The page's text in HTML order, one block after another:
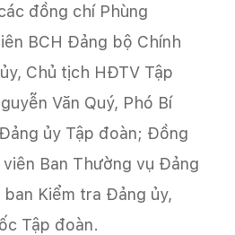
đồng chí Phùng
BCH Đảng bộ Chính
Chủ tịch HĐTV Tập
Văn Quý, Phó Bí
ủy Tập đoàn; Đồng
Ban Thường vụ Đảng
ban Kiểm tra Đảng ủy,
Tập đoàn.